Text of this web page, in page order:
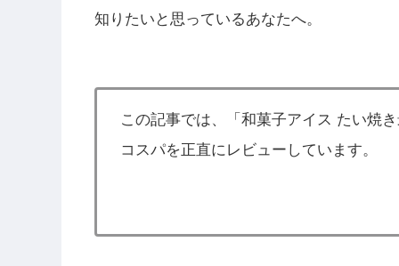
知りたいと思っているあなたへ。
この記事では、「和菓子アイス たい焼
コスパを正直にレビューしています。